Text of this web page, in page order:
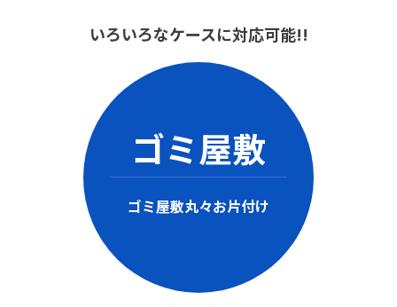
いろいろなケースに対応可能!!
ゴミ屋敷
ゴミ屋敷丸々お片付け